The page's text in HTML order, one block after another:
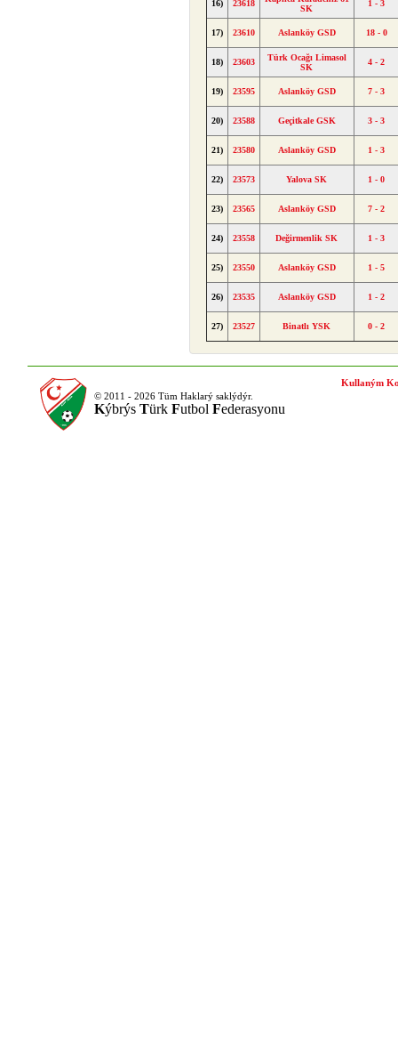
16) 23618
SK
1 - 3
17) 23610 Aslanköy GSD 18 - 0
18) 23603
Türk Ocağı Limasol
SK
4 - 2
19) 23595 Aslanköy GSD 7 - 3
20) 23588 Geçitkale GSK 3 - 3
21) 23580 Aslanköy GSD 1 - 3
22) 23573 Yalova SK 1 - 0
23) 23565 Aslanköy GSD 7 - 2
24) 23558 Değirmenlik SK 1 - 3
25) 23550 Aslanköy GSD 1 - 5
26) 23535 Aslanköy GSD 1 - 2
27) 23527 Binatlı YSK 0 - 2
© 2011 - 2026 Tüm Haklarý saklýdýr.
Kýbrýs Türk Futbol Federasyonu
Kullaným